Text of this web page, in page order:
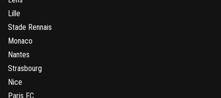
Lille
Stade Rennais
Monaco
Nantes
Strasbourg
Nice
Paris FC